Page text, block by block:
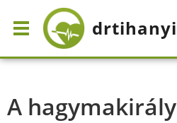
drtihanyi
A hagymakirály